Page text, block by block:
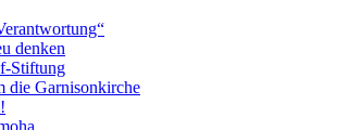
denken
Stiftung
die Garnisonkirche